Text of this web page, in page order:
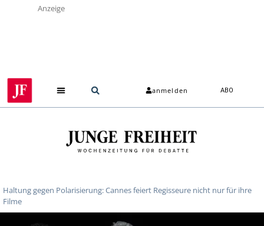
Anzeige
anmelden ABO
Haltung gegen Polarisierung: Cannes feiert Regisseure nicht nur für ihre
Filme